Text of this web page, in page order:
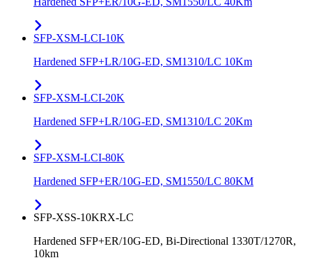
SFP-XSM-LCI-10K
Hardened SFP+LR/10G-ED, SM1310/LC 10Km
SFP-XSM-LCI-20K
Hardened SFP+LR/10G-ED, SM1310/LC 20Km
SFP-XSM-LCI-80K
Hardened SFP+ER/10G-ED, SM1550/LC 80KM
SFP-XSS-10KRX-LC
Hardened SFP+ER/10G-ED, Bi-Directional 1330T/1270R,
10km